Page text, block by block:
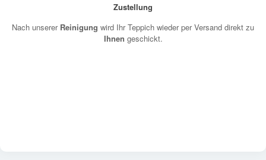
Zustellung
Nach unserer Reinigung wird Ihr Teppich wieder per Versand direkt zu
Ihnen geschickt.